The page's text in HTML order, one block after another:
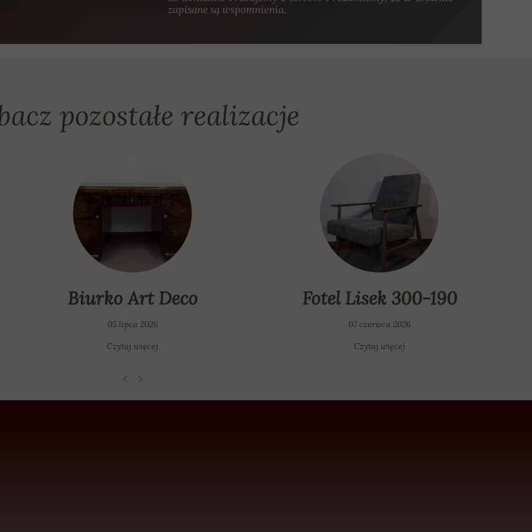
zapisane są wspomnienia.
pozostałe realizacje
Biurko Art Deco
05 lipca 2026
Czytaj więcej
Fotel Lisek 300-190
07 czerwca 2026
Czytaj więcej